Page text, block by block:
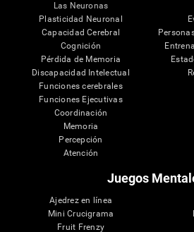
Las Neuronas
Plasticidad Neuronal
Capacidad Cerebral
Cognición
Pérdida de Memoria
Discapacidad Intelectual
Funciones cerebrales
Funciones Ejecutivas
Coordinación
Memoria
Percepción
Atención
Juegos
Ajedrez en línea
Mini Crucigrama
Fruit Frenzy